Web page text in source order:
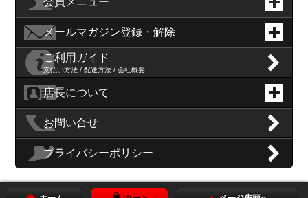
メールマガジン登録・解除
ご利用ガイド
支払い方法 / 配送方法 / 会社概要
店長について
お問い合せ
プライバシーポリシー